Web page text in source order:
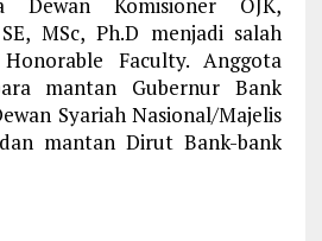
MSc, Ph.D menjadi salah
Faculty. Anggota
mantan Gubernur Bank
Syariah Nasional/Majelis
mantan Dirut Bank-bank